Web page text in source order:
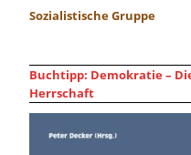
Sozialistische Gruppe
Buchtipp: Demokratie –
Herrschaft